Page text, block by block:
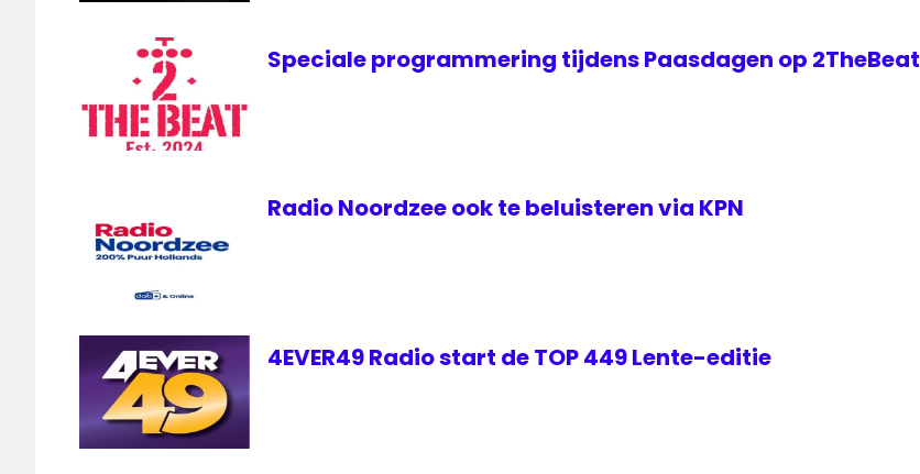
Speciale programmering tijdens Paasdagen op 2TheBeat
Radio Noordzee ook te beluisteren via KPN
4EVER49 Radio start de TOP 449 Lente-editie